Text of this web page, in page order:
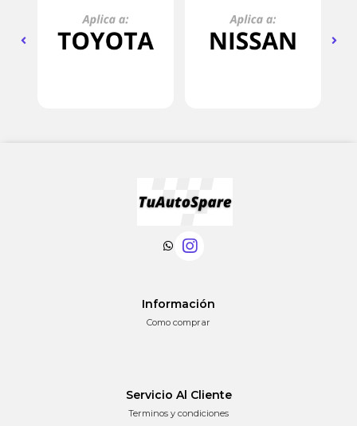
Información
Como comprar
Servicio Al Cliente
Terminos y condiciones